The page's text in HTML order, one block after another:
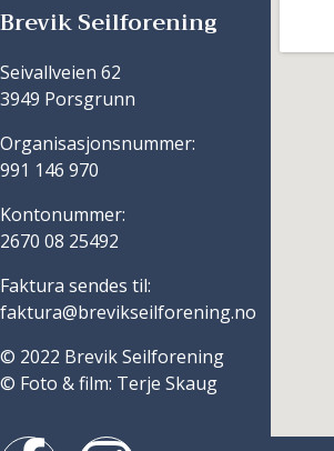
Brevik Seilforening
Seivallveien 62
3949 Porsgrunn
Organisasjonsnummer:
991 146 970
Kontonummer:
2670 08 25492
Faktura sendes til:
faktura@brevikseilforening.no
© 2022 Brevik Seilforening
© Foto & film: Terje Skaug